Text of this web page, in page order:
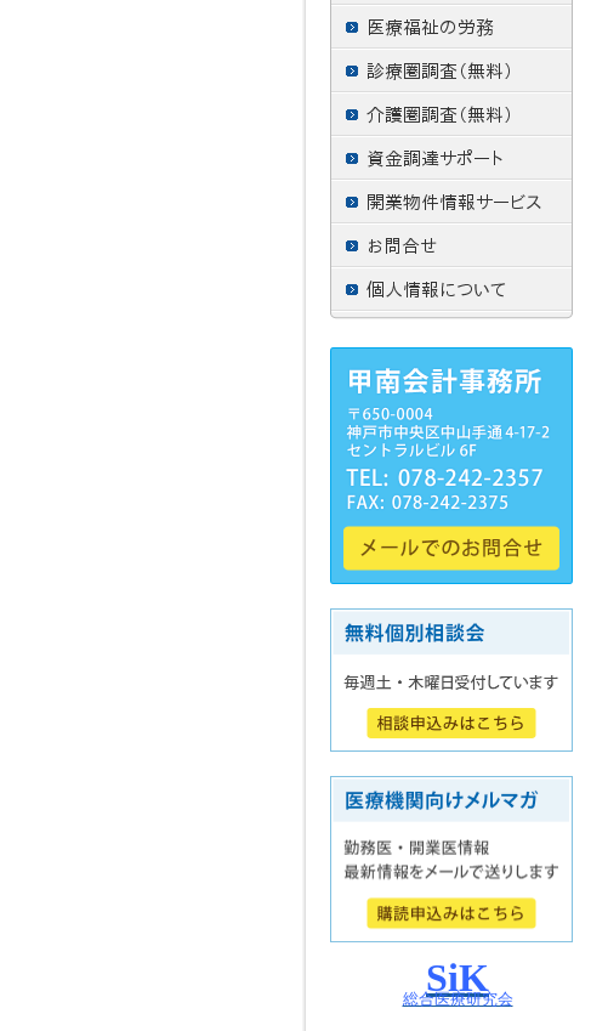
SiK
総合医療研究会